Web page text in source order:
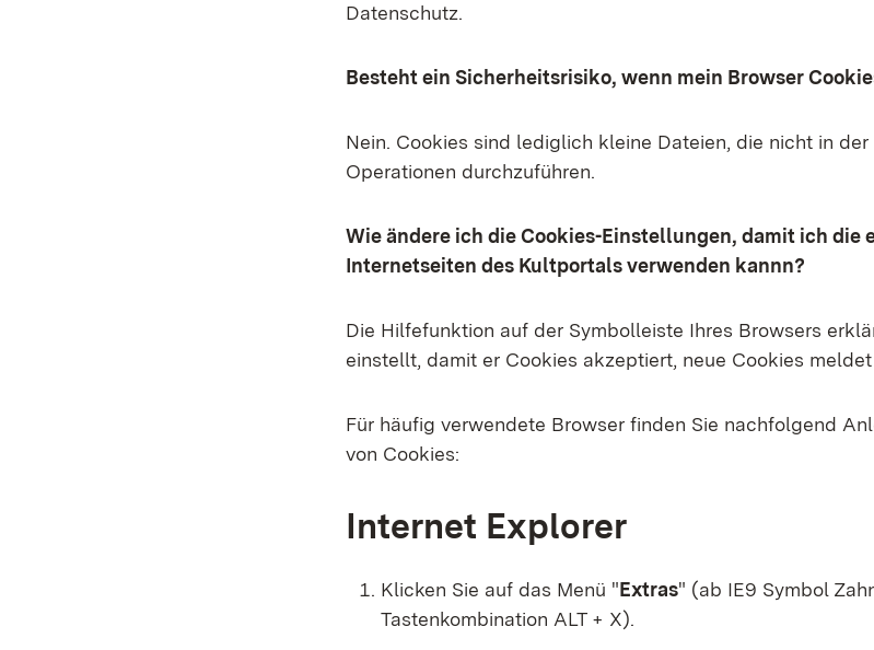
Datenschutz.
Besteht ein Sicherheitsrisiko, wenn mein Browser
Nein. Cookies sind lediglich kleine Dateien, die nicht in
Operationen durchzuführen.
Wie ändere ich die Cookies-Einstellungen, damit ich die
Internetseiten des Kultportals verwenden kannn?
Die Hilfefunktion auf der Symbolleiste Ihres Browsers
einstellt, damit er Cookies akzeptiert, neue Cookies
Für häufig verwendete Browser finden Sie nachfolgend
von Cookies:
Internet Explorer
Klicken Sie auf das Menü "Extras" (ab IE9 Symbol
Tastenkombination ALT + X).